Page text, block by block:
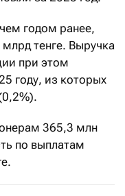
годом ранее,
тенге. Выручка
при этом
году, из которых
365,3 млн
по выплатам